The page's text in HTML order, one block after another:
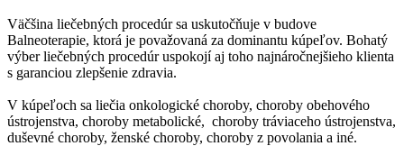
Väčšina liečebných procedúr sa uskutočňuje v budove
Balneoterapie, ktorá je považovaná za dominantu kúpeľov. Bohatý
výber liečebných procedúr uspokojí aj toho najnáročnejšieho klienta
s garanciou zlepšenie zdravia.
V kúpeľoch sa liečia onkologické choroby, choroby obehového
ústrojenstva, choroby metabolické, choroby tráviaceho ústrojenstva,
duševné choroby, ženské choroby, choroby z povolania a iné.